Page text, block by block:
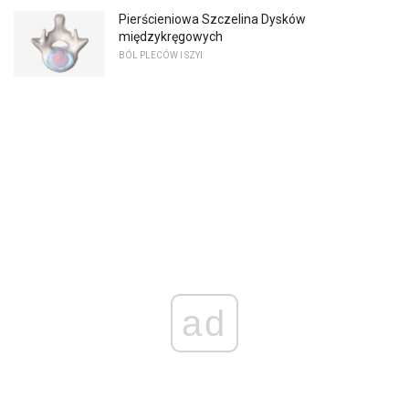
Pierścieniowa Szczelina Dysków
międzykręgowych
BÓL PLECÓW I SZYI
ad